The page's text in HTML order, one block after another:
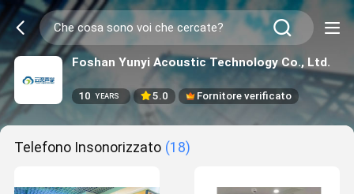
Foshan Yunyi Acoustic Technology Co., Ltd.
10 YEARS 5.0 Fornitore verificato
Telefono Insonorizzato (18)